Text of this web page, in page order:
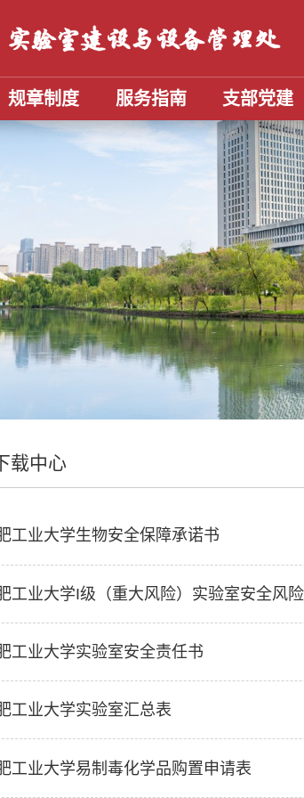
规章制度 服务指南 支部党建
载中心
工业大学生物安全保障承诺书
工业大学I级（重大风险）实验室安全风
工业大学实验室安全责任书
工业大学实验室汇总表
工业大学易制毒化学品购置申请表